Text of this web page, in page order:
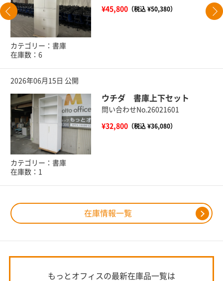
在庫情報一覧
¥45,800（税込 ¥50,380）
カテゴリー：書庫
在庫数：6
2026年06月15日 公開
ウチダ 書庫上下セット
問い合わせNo.26021601
¥32,800（税込 ¥36,080）
カテゴリー：書庫
在庫数：1
もっとオフィスの最新在庫品一覧は